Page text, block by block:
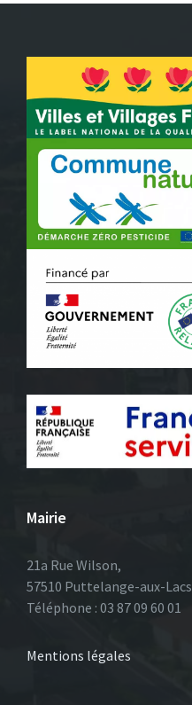
Mairie
21a Rue Wilson,
57510 Puttelange-aux-Lacs
Téléphone : 03 87 09 60 01
Mentions légales